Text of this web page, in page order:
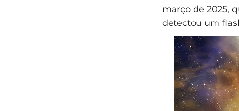
março de 2025,
detectou um